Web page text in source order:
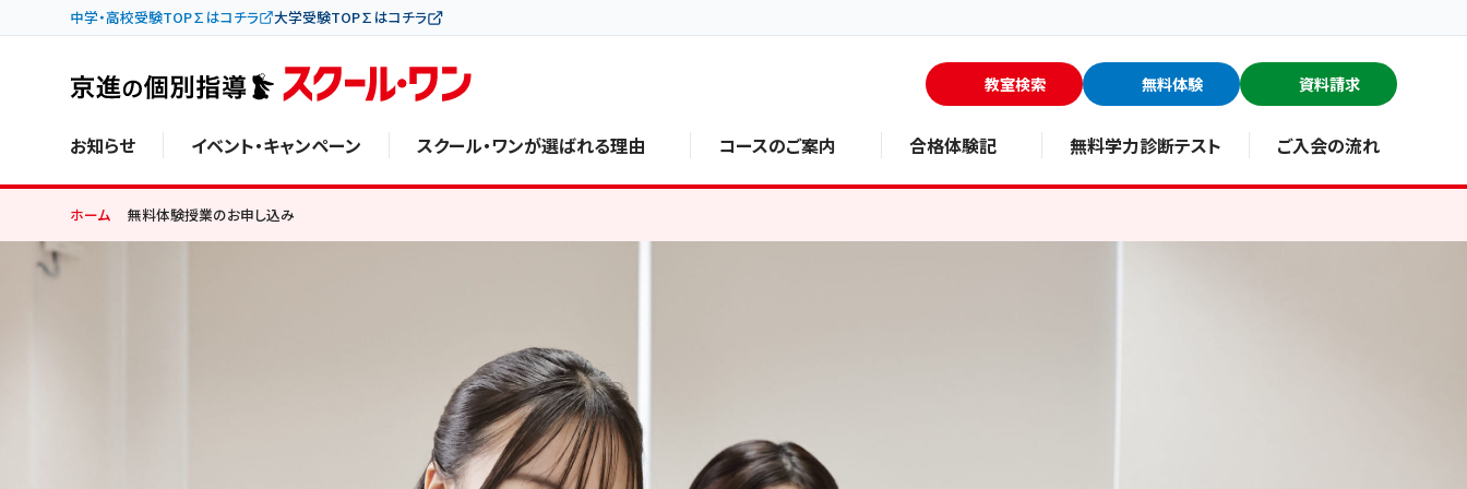
中学・高校受験TOP∑はコチラ 大学受験TOP∑はコチラ
教室検索 無料体験 資料請求
お知らせ イベント・キャンペーン スクール・ワンが選ばれる理由 コースのご案内 合格体験記 無料学力診断テスト ご入会の流れ
ホーム 無料体験授業のお申し込み